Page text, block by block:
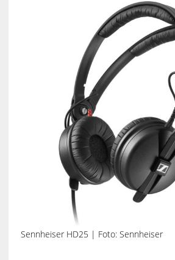
Sennheiser HD25 | Foto: Sennheiser